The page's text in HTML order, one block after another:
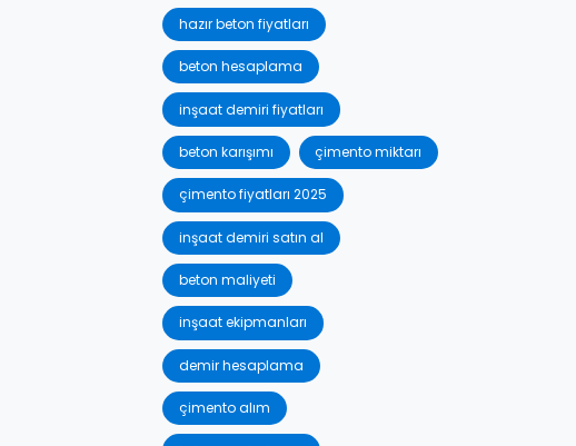
hazır beton fiyatları
beton hesaplama
inşaat demiri fiyatları
beton karışımı çimento miktarı
çimento fiyatları 2025
inşaat demiri satın al
beton maliyeti
inşaat ekipmanları
demir hesaplama
çimento alım